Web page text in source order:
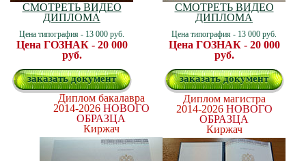
СМОТРЕТЬ ВИДЕО
ДИПЛОМА
Цена типография - 13 000 руб.
Цена ГОЗНАК - 20 000
руб.
заказать документ
СМОТРЕТЬ ВИДЕО
ДИПЛОМА
Цена типография - 13 000 руб.
Цена ГОЗНАК - 20 000
руб.
заказать документ
Диплом бакалавра
2014-2026 НОВОГО
ОБРАЗЦА
Киржач
Диплом магистра
2014-2026 НОВОГО
ОБРАЗЦА
Киржач